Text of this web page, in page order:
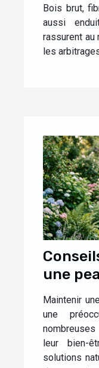
Bois brut,
aussi
rassurent au
les
une
naturel
Maintenir
une
leur bien-
solutions